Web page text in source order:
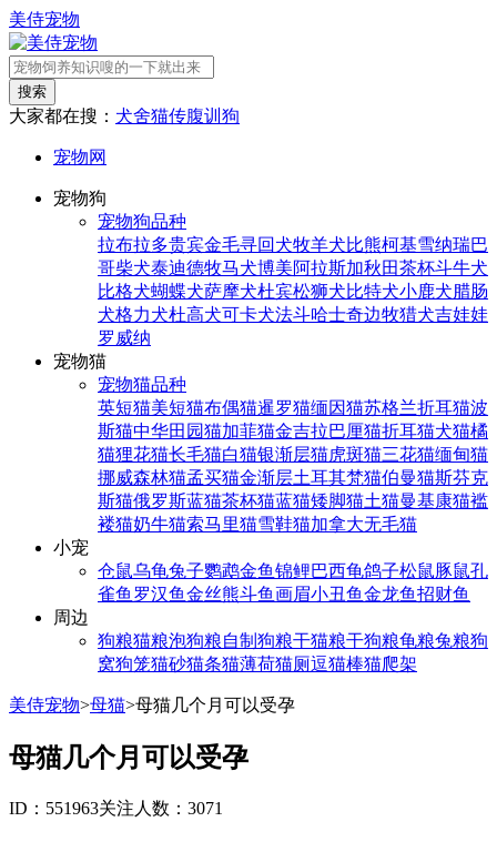
美侍宠物
搜索
大家都在搜： 犬舍猫传腹训狗
宠物网
宠物狗
宠物狗品种
拉布拉多贵宾金毛寻回犬牧羊犬比熊柯基雪纳瑞巴
哥柴犬泰迪德牧马犬博美阿拉斯加秋田茶杯斗牛犬
比格犬蝴蝶犬萨摩犬杜宾松狮犬比特犬小鹿犬腊肠
犬格力犬杜高犬可卡犬法斗哈士奇边牧猎犬吉娃娃
罗威纳
宠物猫
宠物猫品种
英短猫美短猫布偶猫暹罗猫缅因猫苏格兰折耳猫波
斯猫中华田园猫加菲猫金吉拉巴厘猫折耳猫犬猫橘
猫狸花猫长毛猫白猫银渐层猫虎斑猫三花猫缅甸猫
挪威森林猫孟买猫金渐层土耳其梵猫伯曼猫斯芬克
斯猫俄罗斯蓝猫茶杯猫蓝猫矮脚猫土猫曼基康猫褴
褛猫奶牛猫索马里猫雪鞋猫加拿大无毛猫
小宠
仓鼠乌龟兔子鹦鹉金鱼锦鲤巴西龟鸽子松鼠豚鼠孔
雀鱼 罗汉鱼金丝熊斗鱼画眉小丑鱼金龙鱼招财鱼
周边
狗粮猫粮泡狗粮自制狗粮干猫粮干狗粮龟粮兔粮狗
窝狗笼猫砂猫条猫薄荷猫厕逗猫棒猫爬架
美侍宠物>母猫>母猫几个月可以受孕
母猫几个月可以受孕
ID：551963关注人数：3071